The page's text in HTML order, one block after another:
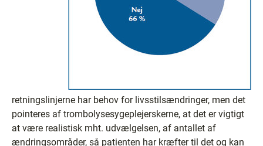
retningslinjerne har behov for livsstilsændringer, men det
pointeres af trombolysesygeplejerskerne, at det er vigtigt
at være realistisk mht. udvælgelsen, af antallet af
ændringsområder, så patienten har kræfter til det og kan